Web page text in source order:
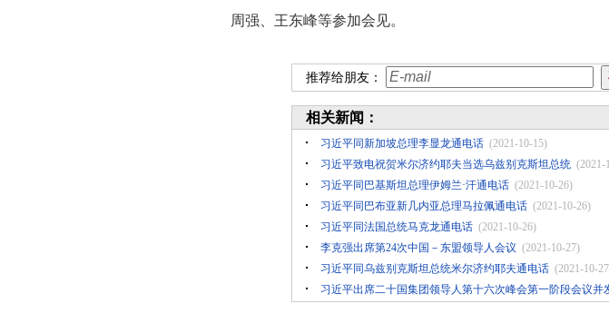
周强、王东峰等参加会见。
推荐给朋友：
相关新闻：
习近平同新加坡总理李显龙通电话 (2021-10-15)
习近平致电祝贺米尔济约耶夫当选乌兹别克斯坦总统 (2021-
习近平同巴基斯坦总理伊姆兰·汗通电话 (2021-10-26)
习近平同巴布亚新几内亚总理马拉佩通电话 (2021-10-26)
习近平同法国总统马克龙通电话 (2021-10-26)
李克强出席第24次中国－东盟领导人会议 (2021-10-27)
习近平同乌兹别克斯坦总统米尔济约耶夫通电话 (2021-10-
习近平出席二十国集团领导人第十六次峰会第一阶段会议并